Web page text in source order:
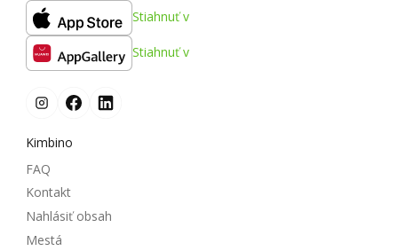
Stiahnuť v
Stiahnuť v
Kimbino
FAQ
Kontakt
Nahlásiť obsah
Mestá